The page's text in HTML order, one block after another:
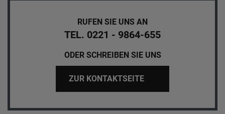
RUFEN SIE UNS AN
TEL. 0221 - 9864-655
ODER SCHREIBEN SIE UNS
ZUR KONTAKTSEITE